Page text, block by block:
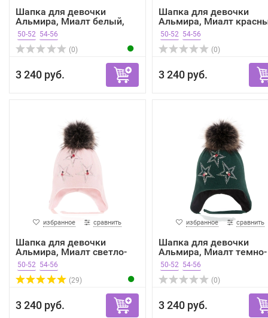
Шапка для девочки
Альмира, Миалт белый,
зима
50-52 54-56
(0)
3 240 руб.
Шапка для девочки
Альмира, Миалт
зима
50-52 54-56
(0)
3 240 руб.
избранное сравнить
Шапка для девочки
Альмира, Миалт светло-
роз...
50-52 54-56
(29)
3 240 руб.
избранное сравнить
Шапка для девочки
Альмира, Миалт темно-
зеле...
50-52 54-56
(0)
3 240 руб.